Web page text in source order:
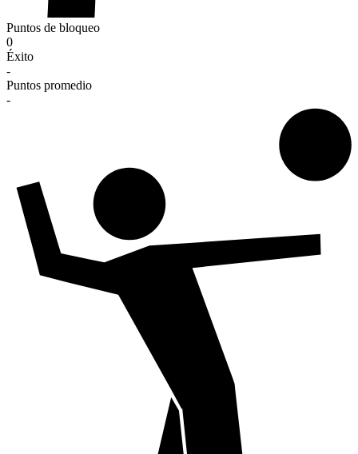
Puntos de bloqueo
0
Éxito
-
Puntos promedio
-